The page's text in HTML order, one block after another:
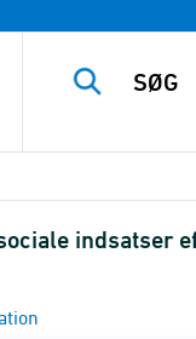
indsatser